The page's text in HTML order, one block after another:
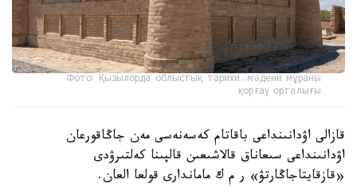
Фото: Қызылорда облыстық тарихи-мәдени мұраны
қорғау орталығы
قازالى اۋدانىنداعى باقاتام كەسەنەسى مەن جاڭاقورعان
اۋدانىنداعى سىعاناق قالاشىعىن قالپىنا كەلتىرۋدى
«قازقايتاجاڭارتۋ» ر م ك ماماندارى قولعا العان.